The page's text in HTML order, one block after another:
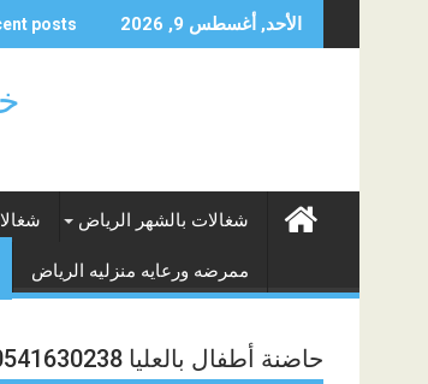
to
الأحد, أغسطس 9, 2026 posts
شغالات بالشهر الرياض
ممرضه ورعايه منزليه الرياض
حاضنة أطفال بالعليا 0541630238